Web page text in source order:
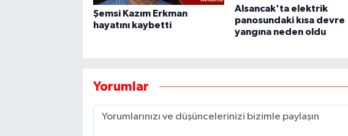
Şemsi Kazım Erkman
hayatını kaybetti
Alsancak'ta elektrik
panosundaki kısa devre
yangına neden oldu
Yorumlar